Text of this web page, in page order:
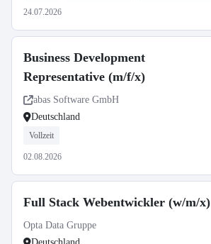
24.07.2026
Business Development
Representative (m/f/x)
abas Software GmbH
Deutschland
Vollzeit
02.08.2026
Full Stack Webentwickler (w/m/x)
Opta Data Gruppe